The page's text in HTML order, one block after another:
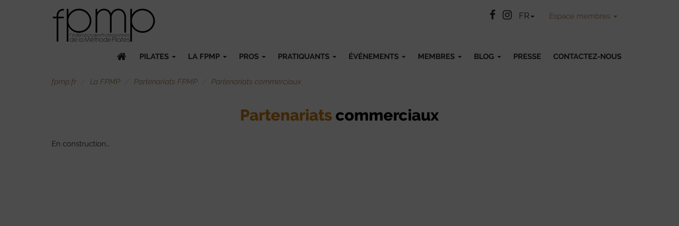
Facebook
Instatgram
FR Espace membres
PILATES LA FPMP PROS PRATIQUANTS ÉVÉNEMENTS MEMBRES BLOG PRESSE CONTACTEZ-NOUS
fpmp.fr La FPMP Partenariats FPMP Partenariats commerciaux
Partenariats commerciaux
En construction…